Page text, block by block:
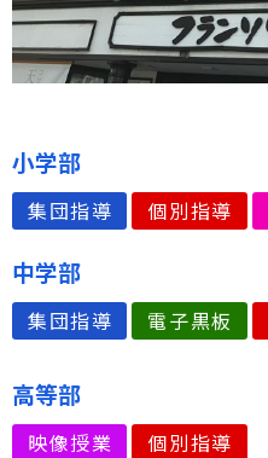
小学部
集団指導 個別指導
中学部
集団指導 電子黒板
高等部
映像授業 個別指導